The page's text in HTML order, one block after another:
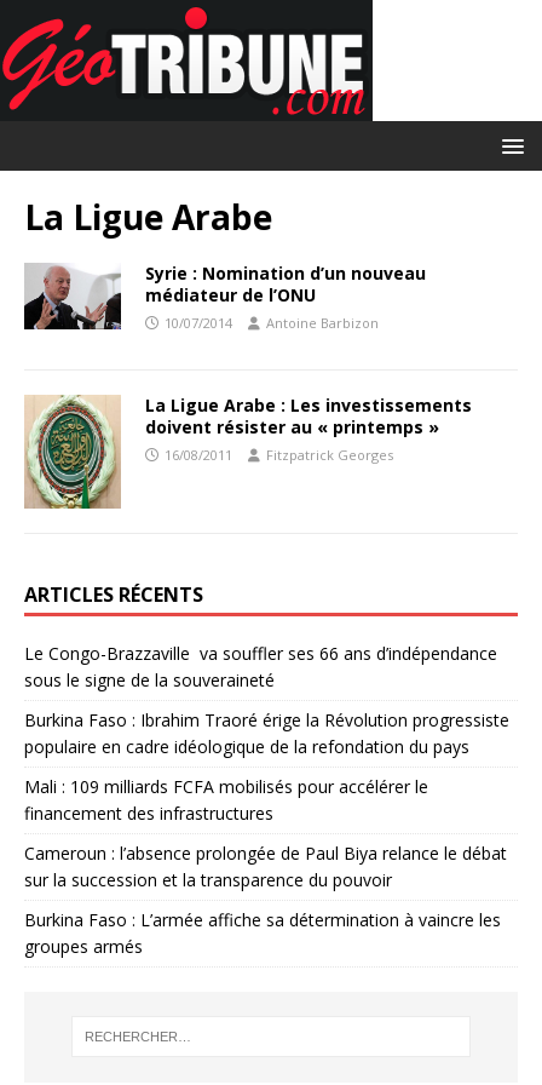
La Ligue Arabe
Syrie : Nomination d’un nouveau
médiateur de l’ONU
10/07/2014 Antoine Barbizon
La Ligue Arabe : Les investissements
doivent résister au « printemps »
16/08/2011 Fitzpatrick Georges
ARTICLES RÉCENTS
Le Congo-Brazzaville va souffler ses 66 ans d’indépendance
sous le signe de la souveraineté
Burkina Faso : Ibrahim Traoré érige la Révolution progressiste
populaire en cadre idéologique de la refondation du pays
Mali : 109 milliards FCFA mobilisés pour accélérer le
financement des infrastructures
Cameroun : l’absence prolongée de Paul Biya relance le débat
sur la succession et la transparence du pouvoir
Burkina Faso : L’armée affiche sa détermination à vaincre les
groupes armés